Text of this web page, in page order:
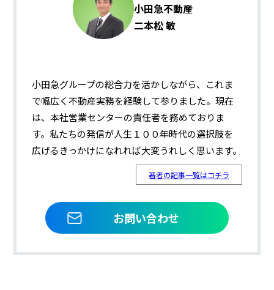
小田急不動産
二本松 敏
小田急グループの総合力を活かしながら、これま
で幅広く不動産実務を経験して参りました。現在
は、本社営業センターの責任者を務めておりま
す。私たちの発信が人生１００年時代の選択肢を
広げるきっかけになれれば大変うれしく思います。
著者の記事一覧はコチラ
お問い合わせ